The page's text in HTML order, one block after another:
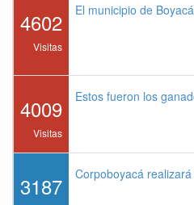
4602
Visitas
El municipio de
4009
Visitas
Estos fueron los
3187 Corpoboyacá